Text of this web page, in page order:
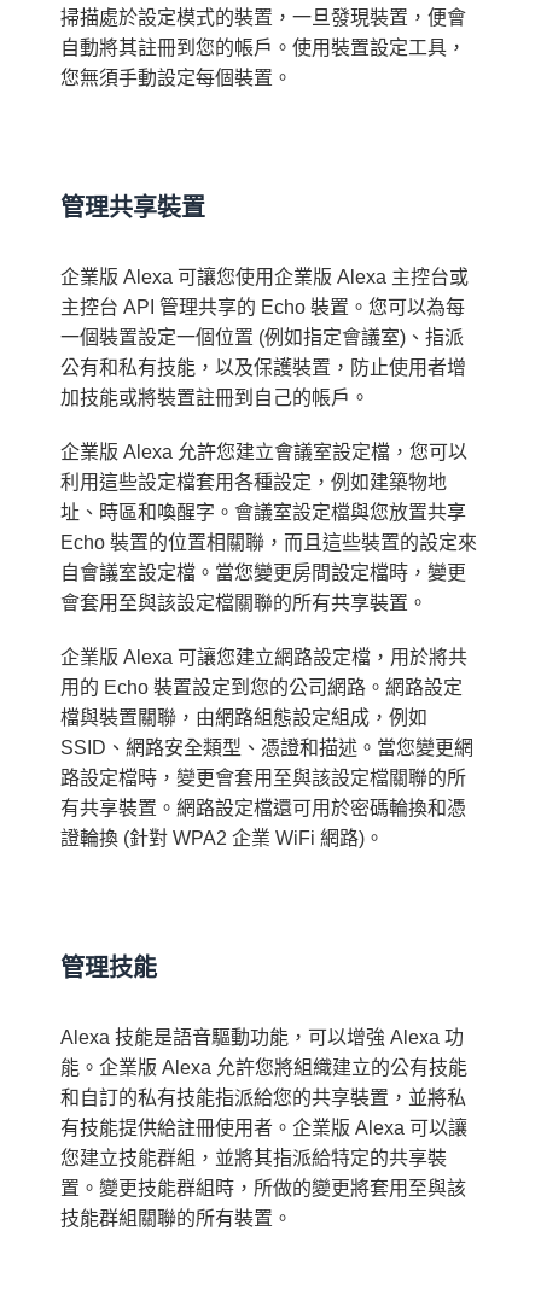
掃描處於設定模式的裝置，一旦發現裝置，便會
自動將其註冊到您的帳戶。使用裝置設定工具，
您無須手動設定每個裝置。
管理共享裝置
企業版 Alexa 可讓您使用企業版 Alexa 主控台或
主控台 API 管理共享的 Echo 裝置。您可以為每
一個裝置設定一個位置 (例如指定會議室)、指派
公有和私有技能，以及保護裝置，防止使用者增
加技能或將裝置註冊到自己的帳戶。
企業版 Alexa 允許您建立會議室設定檔，您可以
利用這些設定檔套用各種設定，例如建築物地
址、時區和喚醒字。會議室設定檔與您放置共享
Echo 裝置的位置相關聯，而且這些裝置的設定來
自會議室設定檔。當您變更房間設定檔時，變更
會套用至與該設定檔關聯的所有共享裝置。
企業版 Alexa 可讓您建立網路設定檔，用於將共
用的 Echo 裝置設定到您的公司網路。網路設定
檔與裝置關聯，由網路組態設定組成，例如
SSID、網路安全類型、憑證和描述。當您變更網
路設定檔時，變更會套用至與該設定檔關聯的所
有共享裝置。網路設定檔還可用於密碼輪換和憑
證輪換 (針對 WPA2 企業 WiFi 網路)。
管理技能
Alexa 技能是語音驅動功能，可以增強 Alexa 功
能。企業版 Alexa 允許您將組織建立的公有技能
和自訂的私有技能指派給您的共享裝置，並將私
有技能提供給註冊使用者。企業版 Alexa 可以讓
您建立技能群組，並將其指派給特定的共享裝
置。變更技能群組時，所做的變更將套用至與該
技能群組關聯的所有裝置。